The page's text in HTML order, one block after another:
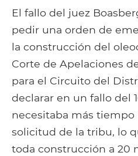
El fallo del juez
pedir una orden de
la construcción del
Corte de Apelaciones
para el Circuito del
declarar en un fallo del
necesitaba más tiempo
solicitud de la tribu, lo
toda construcción a 20